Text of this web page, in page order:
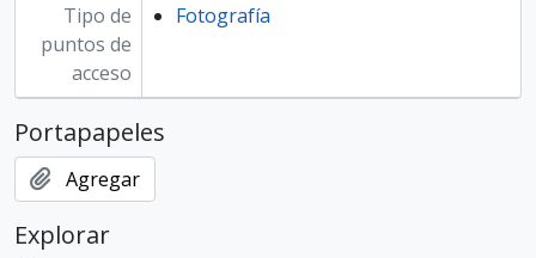
Tipo de
puntos de
acceso
Fotografía
Portapapeles
Agregar
Explorar